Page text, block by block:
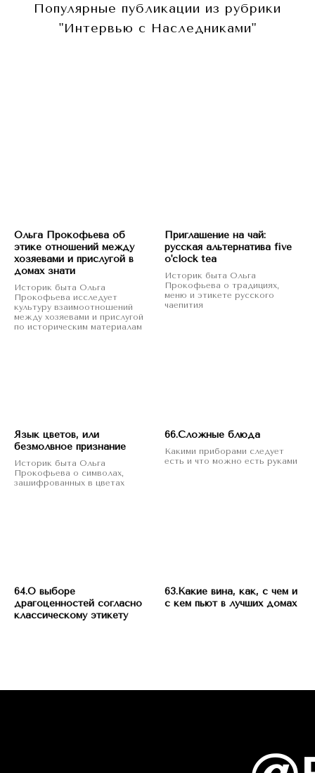
Популярные публикации из рубрики
"Интервью с Наследниками"
Ольга Прокофьева об
этике отношений между
хозяевами и прислугой в
домах знати
Историк быта Ольга
Прокофьева исследует
культуру взаимоотношений
между хозяевами и прислугой
по историческим материалам
Приглашение на чай:
русская альтернатива five
o'clock tea
Историк быта Ольга
Прокофьева о традициях,
меню и этикете русского
чаепития
Язык цветов, или
безмолвное признание
Историк быта Ольга
Прокофьева о символах,
зашифрованных в цветах
66.Сложные блюда
Какими приборами следует
есть и что можно есть руками
64.О выборе
драгоценностей согласно
классическому этикету
63.Какие вина, как, с чем и
с кем пьют в лучших домах